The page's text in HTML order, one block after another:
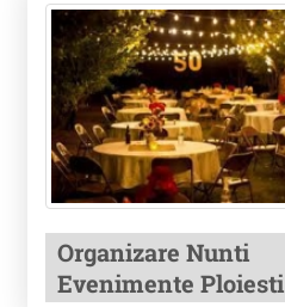
Organizare Nunti
Evenimente Ploiesti